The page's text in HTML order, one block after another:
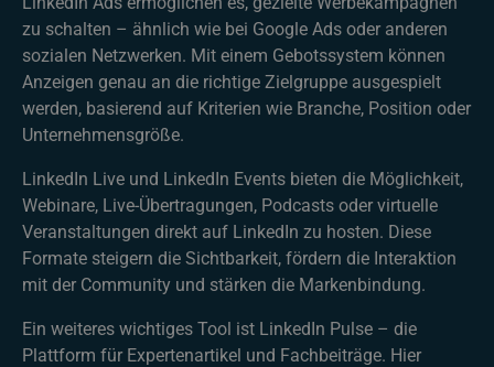
zu schalten – ähnlich wie bei Google Ads oder anderen
sozialen Netzwerken. Mit einem Gebotssystem können
Anzeigen genau an die richtige Zielgruppe ausgespielt
werden, basierend auf Kriterien wie Branche, Position oder
Unternehmensgröße.
LinkedIn Live und LinkedIn Events bieten die Möglichkeit,
Webinare, Live-Übertragungen, Podcasts oder virtuelle
Veranstaltungen direkt auf LinkedIn zu hosten. Diese
Formate steigern die Sichtbarkeit, fördern die Interaktion
mit der Community und stärken die Markenbindung.
Ein weiteres wichtiges Tool ist LinkedIn Pulse – die
Plattform für Expertenartikel und Fachbeiträge. Hier